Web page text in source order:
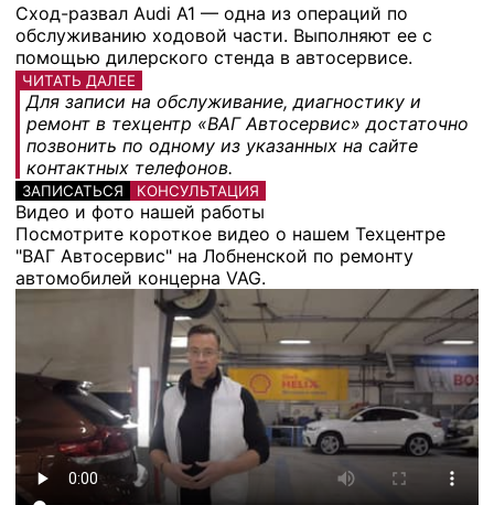
Сход-развал Audi A1 — одна из операций по
обслуживанию ходовой части. Выполняют ее с
помощью дилерского стенда в автосервисе.
ЧИТАТЬ ДАЛЕЕ
Для записи на обслуживание, диагностику и
ремонт в техцентр «ВАГ Автосервис» достаточно
позвонить по одному из указанных на сайте
контактных телефонов.
ЗАПИСАТЬСЯ КОНСУЛЬТАЦИЯ
Видео и фото нашей работы
Посмотрите короткое видео о нашем Техцентре
"ВАГ Автосервис" на Лобненской по ремонту
автомобилей концерна VAG.